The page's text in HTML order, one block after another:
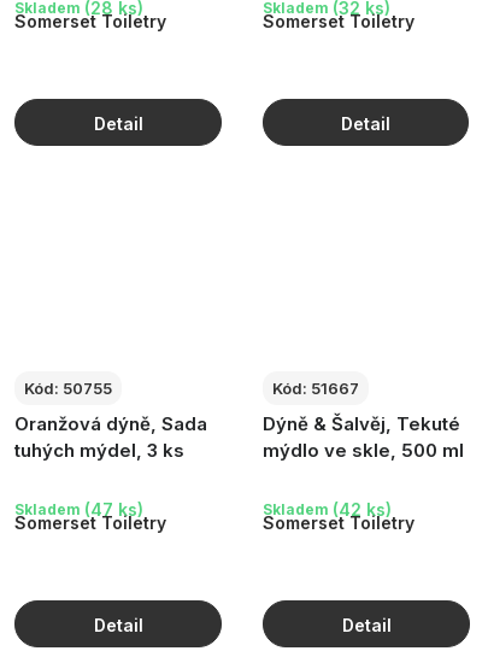
Somerset Toiletry
Skladem (28 ks)
Somerset Toiletry
Skladem (32 ks)
Oranžová dýně, Sada
tuhých mýdel, 3 ks
Somerset Toiletry
Skladem (47 ks)
Kód: 50755
Dýně & Šalvěj, Tekuté
mýdlo ve skle, 500 ml
Somerset Toiletry
Skladem (42 ks)
Kód: 51667